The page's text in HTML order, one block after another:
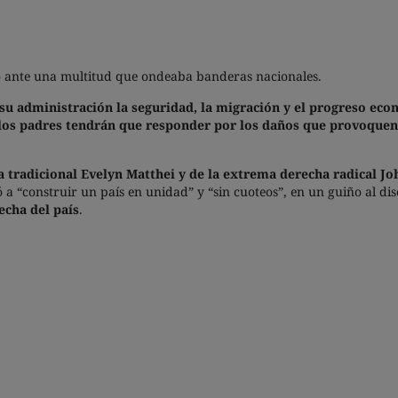
ante una multitud que ondeaba banderas nacionales.
administración la seguridad, la migración y el progreso
padres tendrán que responder por los daños que
tradicional Evelyn Matthei y de la extrema derecha radical
a “construir un país en unidad” y “sin cuoteos”, en un guiño al
del país.